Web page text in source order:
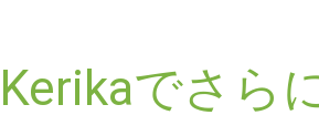
Kerikaでさら